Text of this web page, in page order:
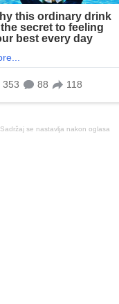
Sadržaj se nastavlja nakon oglasa